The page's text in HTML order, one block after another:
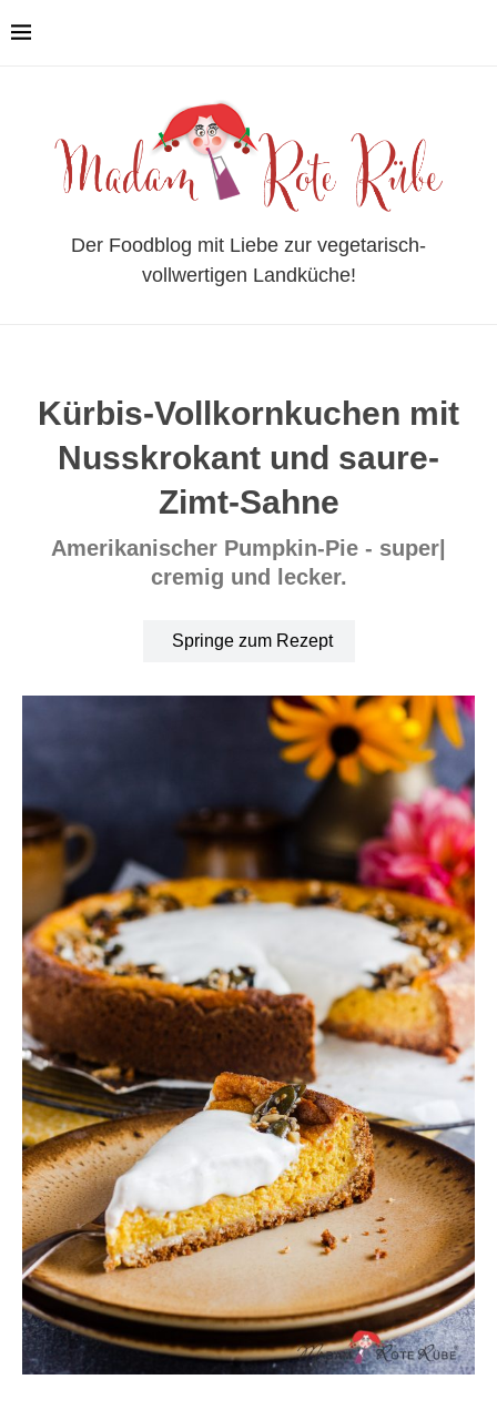
Der Foodblog mit Liebe zur vegetarisch-
vollwertigen Landküche!
Kürbis-Vollkornkuchen mit
Nusskrokant und saure-
Zimt-Sahne
Amerikanischer Pumpkin-Pie - super|
cremig und lecker.
Springe zum Rezept